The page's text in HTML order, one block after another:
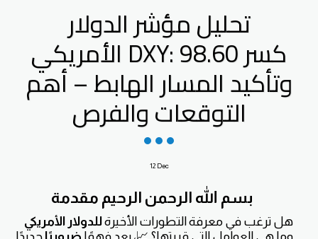
تحليل مؤشر الدولار
الأمريكي DXY: كسر 98.60
وتأكيد المسار الهابط – أهم
التوقعات والفرص
12 Dec
بسم الله الرحمن الرحيم مقدمة
هل ترغب في معرفة التطورات الأخيرةللدولار الأمريكي